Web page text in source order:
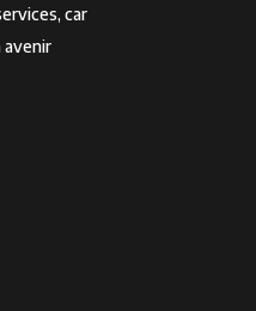
car
avenir